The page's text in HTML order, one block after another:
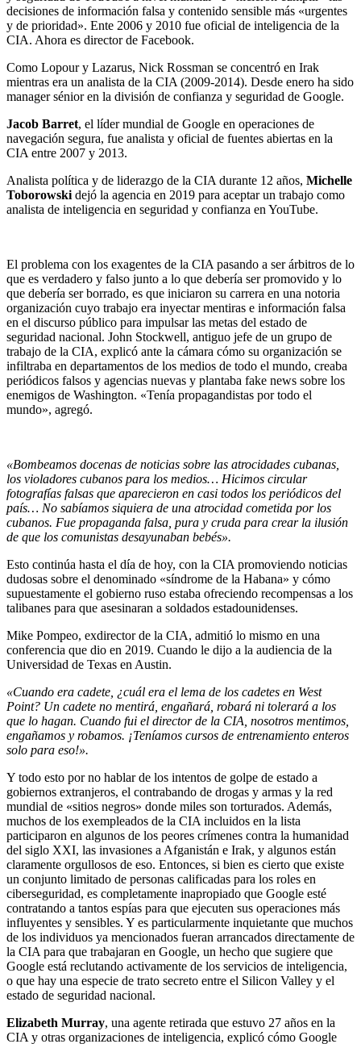
decisiones de información falsa y contenido sensible más «urgentes
y de prioridad». Ente 2006 y 2010 fue oficial de inteligencia de la
CIA. Ahora es director de Facebook.
Como Lopour y Lazarus, Nick Rossman se concentró en Irak
mientras era un analista de la CIA (2009-2014). Desde enero ha sido
manager sénior en la división de confianza y seguridad de Google.
Jacob Barret, el líder mundial de Google en operaciones de
navegación segura, fue analista y oficial de fuentes abiertas en la
CIA entre 2007 y 2013.
Analista política y de liderazgo de la CIA durante 12 años, Michelle
Toborowski dejó la agencia en 2019 para aceptar un trabajo como
analista de inteligencia en seguridad y confianza en YouTube.
El problema con los exagentes de la CIA pasando a ser árbitros de lo
que es verdadero y falso junto a lo que debería ser promovido y lo
que debería ser borrado, es que iniciaron su carrera en una notoria
organización cuyo trabajo era inyectar mentiras e información falsa
en el discurso público para impulsar las metas del estado de
seguridad nacional. John Stockwell, antiguo jefe de un grupo de
trabajo de la CIA, explicó ante la cámara cómo su organización se
infiltraba en departamentos de los medios de todo el mundo, creaba
periódicos falsos y agencias nuevas y plantaba fake news sobre los
enemigos de Washington. «Tenía propagandistas por todo el
mundo», agregó.
«Bombeamos docenas de noticias sobre las atrocidades cubanas,
los violadores cubanos para los medios… Hicimos circular
fotografías falsas que aparecieron en casi todos los periódicos del
país… No sabíamos siquiera de una atrocidad cometida por los
cubanos. Fue propaganda falsa, pura y cruda para crear la ilusión
de que los comunistas desayunaban bebés».
Esto continúa hasta el día de hoy, con la CIA promoviendo noticias
dudosas sobre el denominado «síndrome de la Habana» y cómo
supuestamente el gobierno ruso estaba ofreciendo recompensas a los
talibanes para que asesinaran a soldados estadounidenses.
Mike Pompeo, exdirector de la CIA, admitió lo mismo en una
conferencia que dio en 2019. Cuando le dijo a la audiencia de la
Universidad de Texas en Austin.
«Cuando era cadete, ¿cuál era el lema de los cadetes en West
Point? Un cadete no mentirá, engañará, robará ni tolerará a los
que lo hagan. Cuando fui el director de la CIA, nosotros mentimos,
engañamos y robamos. ¡Teníamos cursos de entrenamiento enteros
solo para eso!».
Y todo esto por no hablar de los intentos de golpe de estado a
gobiernos extranjeros, el contrabando de drogas y armas y la red
mundial de «sitios negros» donde miles son torturados. Además,
muchos de los exempleados de la CIA incluidos en la lista
participaron en algunos de los peores crímenes contra la humanidad
del siglo XXI, las invasiones a Afganistán e Irak, y algunos están
claramente orgullosos de eso. Entonces, si bien es cierto que existe
un conjunto limitado de personas calificadas para los roles en
ciberseguridad, es completamente inapropiado que Google esté
contratando a tantos espías para que ejecuten sus operaciones más
influyentes y sensibles. Y es particularmente inquietante que muchos
de los individuos ya mencionados fueran arrancados directamente de
la CIA para que trabajaran en Google, un hecho que sugiere que
Google está reclutando activamente de los servicios de inteligencia,
o que hay una especie de trato secreto entre el Silicon Valley y el
estado de seguridad nacional.
Elizabeth Murray, una agente retirada que estuvo 27 años en la
CIA y otras organizaciones de inteligencia, explicó cómo Google